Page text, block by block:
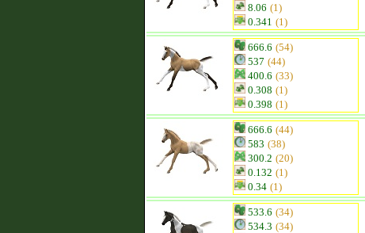
8.06 (1)
0.341 (1)
666.6 (54)
537 (44)
400.6 (33)
0.308 (1)
0.398 (1)
666.6 (44)
583 (38)
300.2 (20)
0.132 (1)
0.34 (1)
533.6 (34)
534.3 (34)